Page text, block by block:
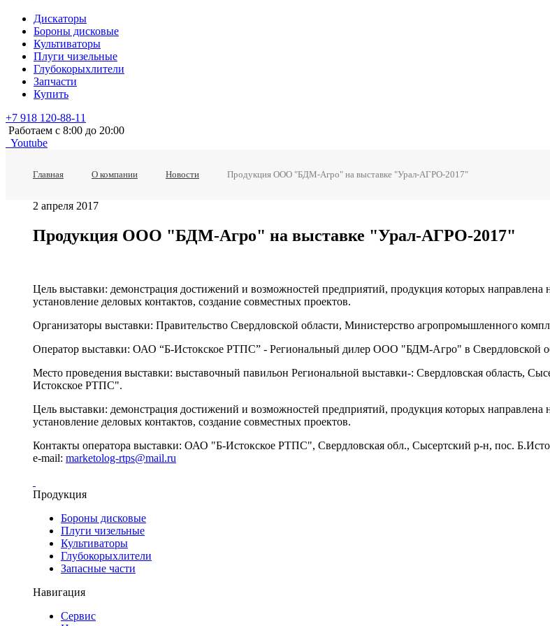
Дискаторы
Бороны дисковые
Культиваторы
Плуги чизельные
Глубокорыхлители
Запчасти
Купить
+7 918 120-88-11
Работаем c 8:00 до 20:00
Youtube
Главная О компании Новости Продукция ООО "БДМ-Агро" на выставке "Урал-АГРО-2017"
2 апреля 2017
Продукция ООО "БДМ-Агро" на выставке "Урал-АГРО-2017"
Цель выставки: демонстрация достижений и возможностей предприятий, продукция которых направлена
установление деловых контактов, создание совместных проектов.
Организаторы выставки: Правительство Свердловской области, Министерство агропромышленного
Оператор выставки: ОАО “Б-Истокское РТПС” - Региональный дилер ООО "БДМ-Агро" в Свердловской
Место проведения выставки: выставочный павильон Региональной выставки-: Свердловская область,
Истокское РТПС".
Цель выставки: демонстрация достижений и возможностей предприятий, продукция которых направлена
установление деловых контактов, создание совместных проектов.
Контакты оператора выставки: ОАО "Б-Истокское РТПС", Свердловская обл., Сысертский р-н, пос.
e-mail: marketolog-rtps@mail.ru
Продукция
Бороны дисковые
Плуги чизельные
Культиваторы
Глубокорыхлители
Запасные части
Навигация
Сервис